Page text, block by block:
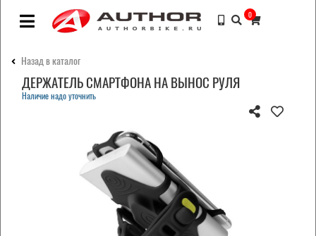
0
Назад в каталог
ДЕРЖАТЕЛЬ СМАРТФОНА НА ВЫНОС РУЛЯ
Наличие надо уточнить